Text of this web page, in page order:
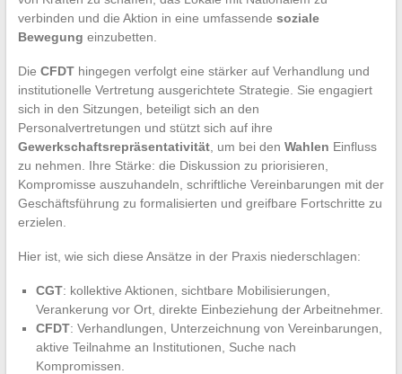
verbinden und die Aktion in eine umfassende soziale
Bewegung einzubetten.
Die CFDThingegen verfolgt eine stärker auf Verhandlung und
institutionelle Vertretung ausgerichtete Strategie. Sie engagiert
sich in den Sitzungen, beteiligt sich an den
Personalvertretungen und stützt sich auf ihre
Gewerkschaftsrepräsentativität, um bei den Wahlen Einfluss
zu nehmen. Ihre Stärke: die Diskussion zu priorisieren,
Kompromisse auszuhandeln, schriftliche Vereinbarungen mit der
Geschäftsführung zu formalisierten und greifbare Fortschritte zu
erzielen.
Hier ist, wie sich diese Ansätze in der Praxis niederschlagen:
CGT: kollektive Aktionen, sichtbare Mobilisierungen,
Verankerung vor Ort, direkte Einbeziehung der Arbeitnehmer.
CFDT: Verhandlungen, Unterzeichnung von Vereinbarungen,
aktive Teilnahme an Institutionen, Suche nach
Kompromissen.